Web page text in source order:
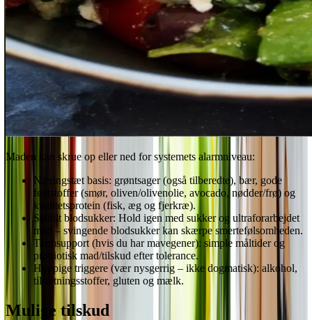
Maden kan skrue op eller ned for systemets alarmniveau:
Næringstæt basis: grøntsager (også tilberedte), bær, gode
fedtstoffer (smør, oliven/olivenolie, avocado, nødder/frø) og
kvalitetsprotein (fisk, æg og fjerkræ).
Stabilt blodsukker: Hold igen med sukker og ultraforarbejdet
mad – svingende blodsukker kan skærpe smertefølsomheden.
Tarmsupport (hvis du har mavegener): simple måltider og
probiotisk mad/tilskud efter tolerance.
Hyppige triggere (vær nysgerrig – ikke dogmatisk): alkohol,
tilsætningsstoffer, gluten og mælk.
Mulige tilskud